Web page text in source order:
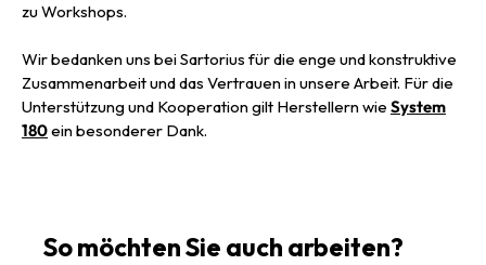
zu Workshops.
Wir bedanken uns bei Sartorius für die enge und konstruktive
Zusammenarbeit und das Vertrauen in unsere Arbeit. Für die
Unterstützung und Kooperation gilt Herstellern wie System
180ein besonderer Dank.
So möchten Sie auch arbeiten?